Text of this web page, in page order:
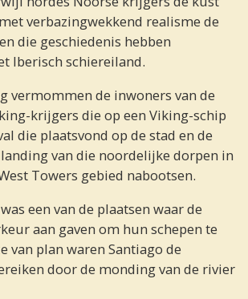
verbazingwekkend realisme de
die geschiedenis hebben
Iberisch schiereiland.
vermommen de inwoners van de
krijgers die op een Viking-schip
die plaatsvond op de stad en de
van die noordelijke dorpen in
Towers gebied nabootsen.
een van de plaatsen waar de
aan gaven om hun schepen te
van plan waren Santiago de
door de monding van de rivier